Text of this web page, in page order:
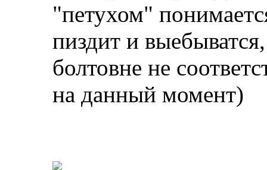
"петухом"
пиздит и
болтовне не
на данный момент)